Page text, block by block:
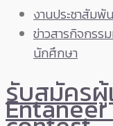
งานประชาสัมพั
ข่าวสารกิจกรร
นักศึกษา
รับสมัครผู้